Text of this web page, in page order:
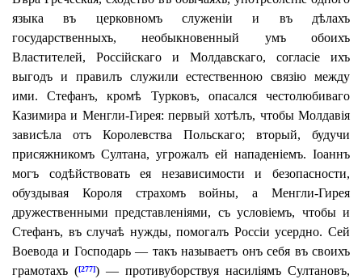
языка въ церковномъ служеніи и въ дѣлахъ
государственныхъ, необыкновенный умъ обоихъ
Властителей, Россійскаго и Молдавскаго, согласіе ихъ
выгодъ и правилъ служили естественною связію между
ими. Стефанъ, кромѣ Турковъ, опасался честолюбиваго
Казимира и Менгли-Гирея: первый хотѣлъ, чтобы Молдавія
зависѣла отъ Королевства Польскаго; вторый, будучи
присяжникомъ Султана, угрожалъ ей нападеніемъ. Іоаннъ
могъ содѣйствовать ея независимости и безопасности,
обуздывая Короля страхомъ войны, а Менгли-Гирея
дружественными представленіями, съ условіемъ, чтобы и
Стефанъ, въ случаѣ нужды, помогалъ Россіи усердно. Сей
Воевода и Господарь — такъ называетъ онъ себя въ своихъ
грамотахъ ([277]) — противуборствуя насиліямъ Султановъ,